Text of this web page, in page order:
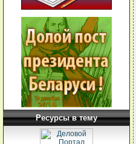
Ресурсы в тему